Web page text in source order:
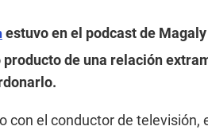
estuvo en el podcast de
de una relación
con el conductor de televisión,